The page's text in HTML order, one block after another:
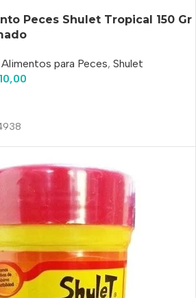
Peces Shulet Tropical 150 Gr
Alimentos para Peces, Shulet